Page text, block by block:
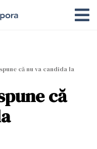
că nu va candida la
că